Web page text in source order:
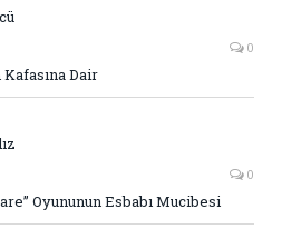
0
Kafasına Dair
0
Oyununun Esbabı Mucibesi